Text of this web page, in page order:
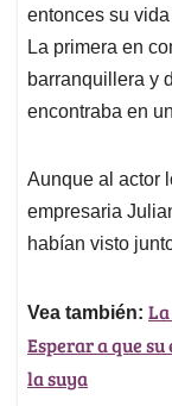
p
p
o
k
entonces su
La primera en
barranquillera y
encontraba en
Aunque al actor
empresaria
habían visto
Vea también:
Esperar a que
la suya